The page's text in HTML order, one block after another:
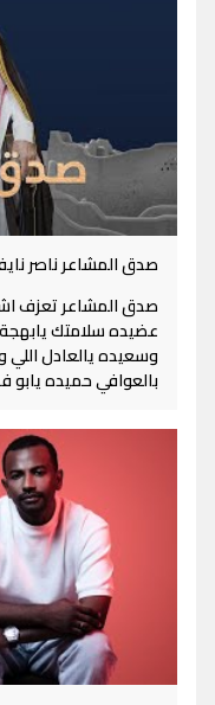
صدق المشاعر ناصر
صدق المشاعر تعزف
عضيده سلامتك
وسعيده يالعادل
بالعوافي حميده